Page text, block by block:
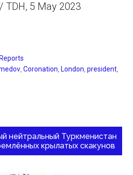
TDH, 5 May 2023
,Coronation, London,president,
нейтральный Туркменистан
крылатых скакунов